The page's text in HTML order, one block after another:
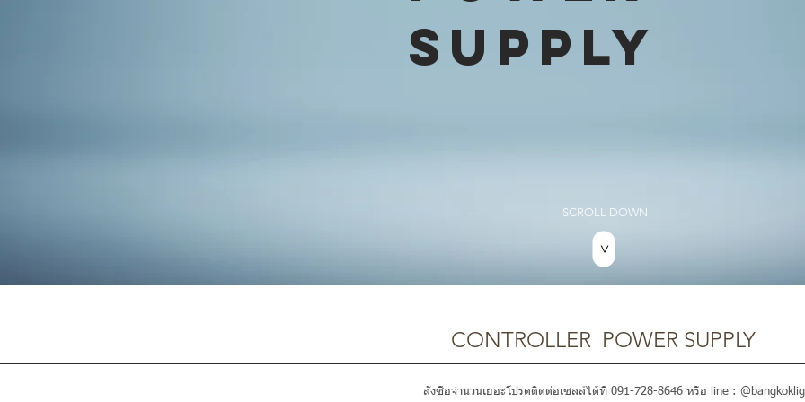
SCROLL DOWN
>
SUPPLY
CONTROLLER POWER SUPPLY
สั่งซื้อจำนวนเยอะโปรดติดต่อเซลล์ได้ที่ 091-728-8646 หรือ line :